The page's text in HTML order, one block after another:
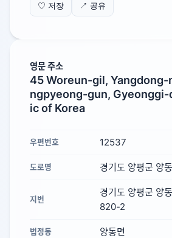
♡ 저장 ↗ 공유
영문 주소
45 Woreun-gil, Yangdong-
ngpyeong-gun, Gyeonggi-
ic of Korea
우편번호 12537
도로명 경기도 양평군 양
지번
경기도 양평군 양
820-2
법정동 양동면